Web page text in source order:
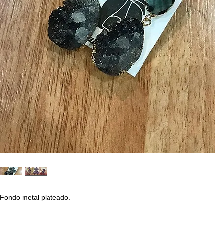
Fondo metal plateado.